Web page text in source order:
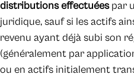
distributions effectuéespar
juridique, sauf si les actifs
revenu ayant déjà subi son
(généralement par
ou en actifs initialement